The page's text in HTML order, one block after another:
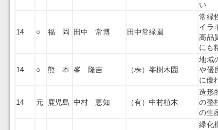
い
14 ○ 福 岡 田中 常博 田中常緑園
常緑
イラ
高品
にも
14 ○ 熊 本 峯 隆吉 （株）峯樹木園
地域
や優
に優
14 元 鹿児島 中村 恵知 （有）中村植木
造形
の整
の生
緑化